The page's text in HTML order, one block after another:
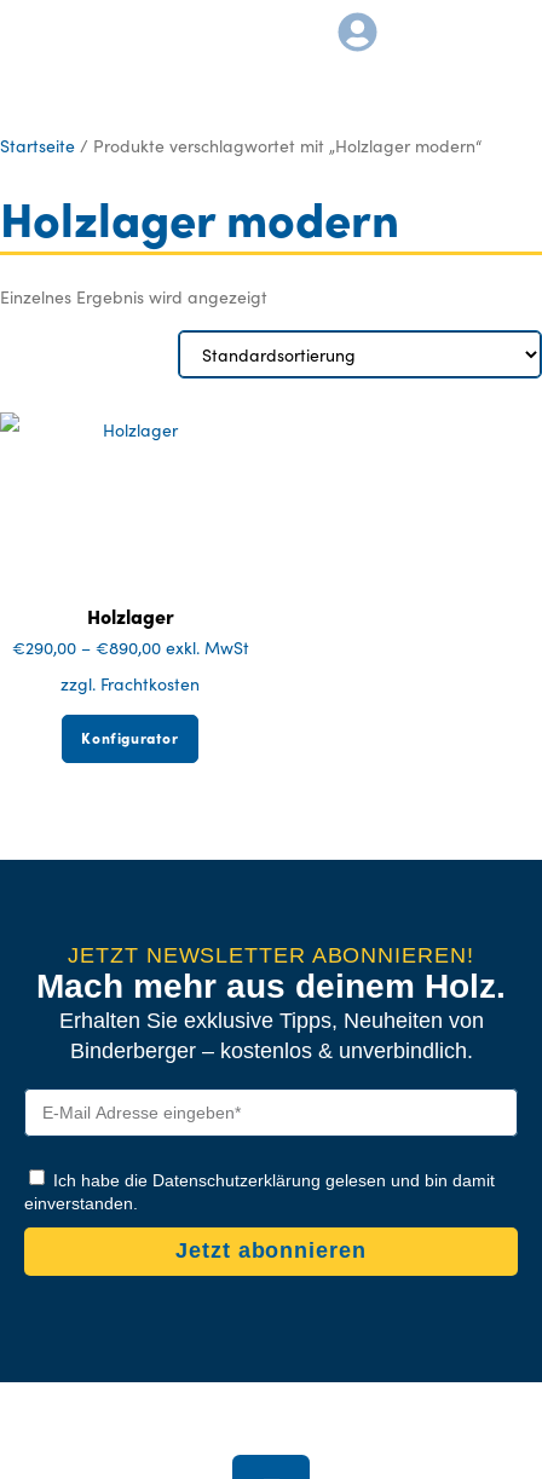
Startseite / Produkte verschlagwortet mit „Holzlager modern“
Holzlager modern
Einzelnes Ergebnis wird angezeigt
Holzlager
€290,00 – €890,00 exkl. MwSt
zzgl. Frachtkosten
Konfigurator
JETZT NEWSLETTER ABONNIEREN!
Mach mehr aus deinem Holz.
Erhalten Sie exklusive Tipps, Neuheiten von
Binderberger – kostenlos & unverbindlich.
Ich habe die Datenschutzerklärung gelesen und bin damit
einverstanden.
Jetzt abonnieren